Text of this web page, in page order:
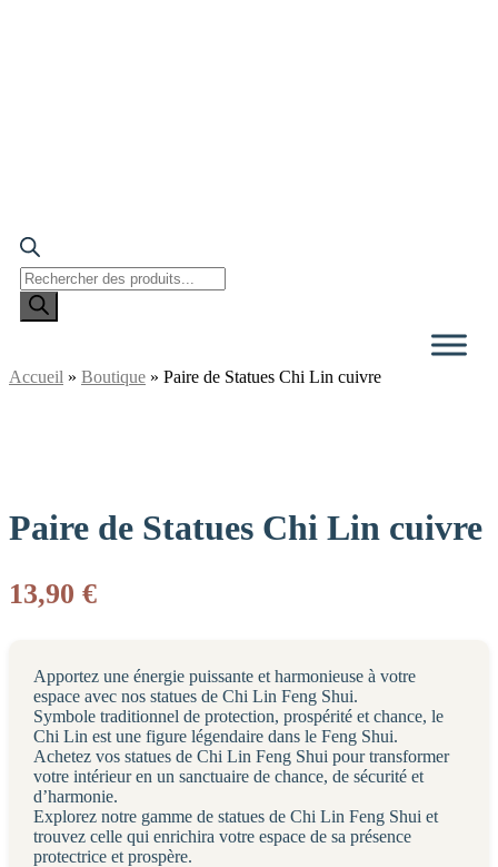
Recherche
de
Accueil » Boutique » Paire de Statues Chi Lin cuivre
Paire de Statues Chi Lin cuivre
13,90 €
Apportez une énergie puissante et harmonieuse à votre
espace avec nos statues de Chi Lin Feng Shui.
Symbole traditionnel de protection, prospérité et chance, le
Chi Lin est une figure légendaire dans le Feng Shui.
Achetez vos statues de Chi Lin Feng Shui pour transformer
votre intérieur en un sanctuaire de chance, de sécurité et
d’harmonie.
Explorez notre gamme de statues de Chi Lin Feng Shui et
trouvez celle qui enrichira votre espace de sa présence
protectrice et prospère.